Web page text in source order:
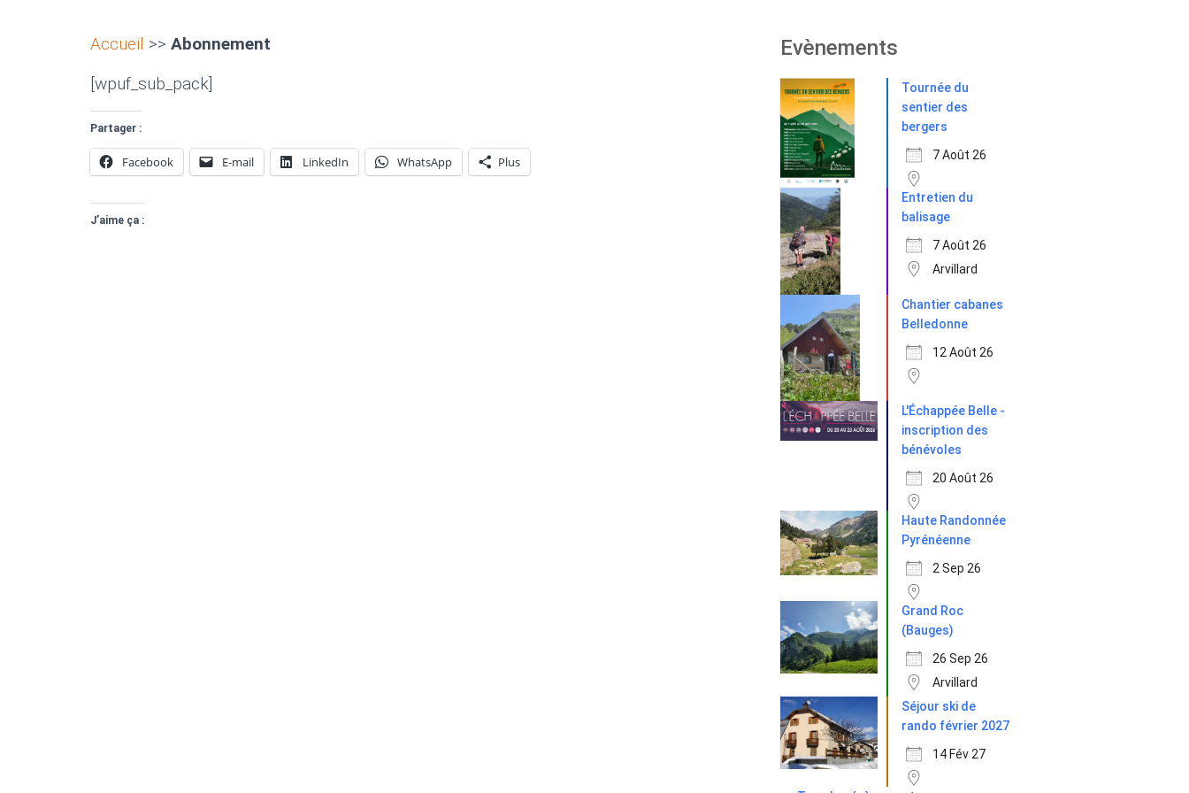
Accueil >> Abonnement
[wpuf_sub_pack]
Partager :
Facebook E-mail LinkedIn WhatsApp Plus
J’aime ça :
Evènements
Tournée du
sentier des
bergers
7 Août 26
Entretien du
balisage
7 Août 26
Arvillard
Chantier cabanes
Belledonne
12 Août 26
L'Échappée Belle -
inscription des
bénévoles
20 Août 26
Haute Randonnée
Pyrénéenne
2 Sep 26
Grand Roc
(Bauges)
26 Sep 26
Arvillard
Séjour ski de
rando février 2027
14 Fév 27